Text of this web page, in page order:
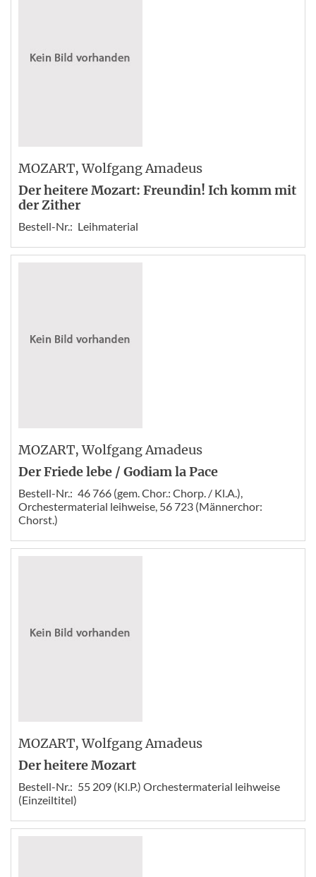
MOZART, Wolfgang Amadeus
Der heitere Mozart: Freundin! Ich komm mit
der Zither
Bestell-Nr.: Leihmaterial
MOZART, Wolfgang Amadeus
Der Friede lebe / Godiam la Pace
Bestell-Nr.: 46 766 (gem. Chor.: Chorp. / Kl.A.),
Orchestermaterial leihweise, 56 723 (Männerchor:
Chorst.)
MOZART, Wolfgang Amadeus
Der heitere Mozart
Bestell-Nr.: 55 209 (Kl.P.) Orchestermaterial leihweise
(Einzeiltitel)